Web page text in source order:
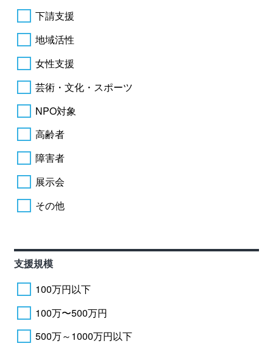
下請支援
地域活性
女性支援
芸術・文化・スポーツ
NPO対象
高齢者
障害者
展示会
その他
支援規模
100万円以下
100万〜500万円
500万～1000万円以下